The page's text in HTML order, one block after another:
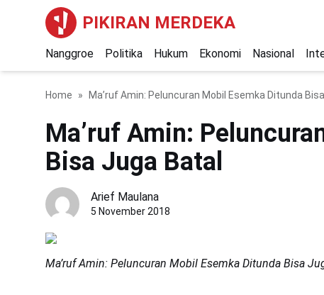
PIKIRAN MERDEKA
Nanggroe Politika Hukum Ekonomi Nasional
Home Ma’ruf Amin: Peluncuran Mobil Esemka Ditunda
Ma’ruf Amin:
Bisa Juga Batal
Arief Maulana
5 November 2018
Ma’ruf Amin: Peluncuran Mobil Esemka Ditunda Bisa